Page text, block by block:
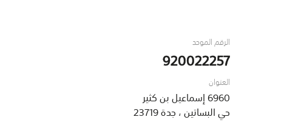
الرقم الموحد
920022257
العنوان
6960 إسماعيل بن كثير
حي البساتين ، جدة 23719